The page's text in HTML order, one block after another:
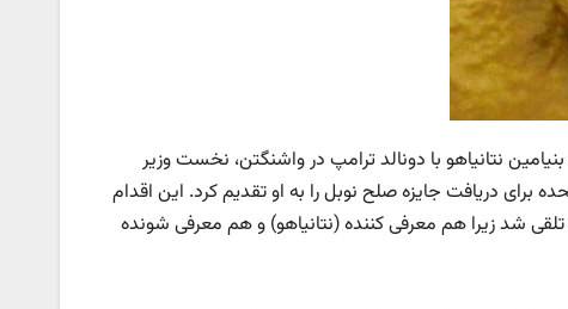
نتانیاهو با دونالد ترامپ در واشنگتن، نخست وزیر
دریافت جایزه صلح نوبل را به او تقدیم کرد. این اقدام
شد زیرا هم معرفی کننده (نتانیاهو) و هم معرفی شونده